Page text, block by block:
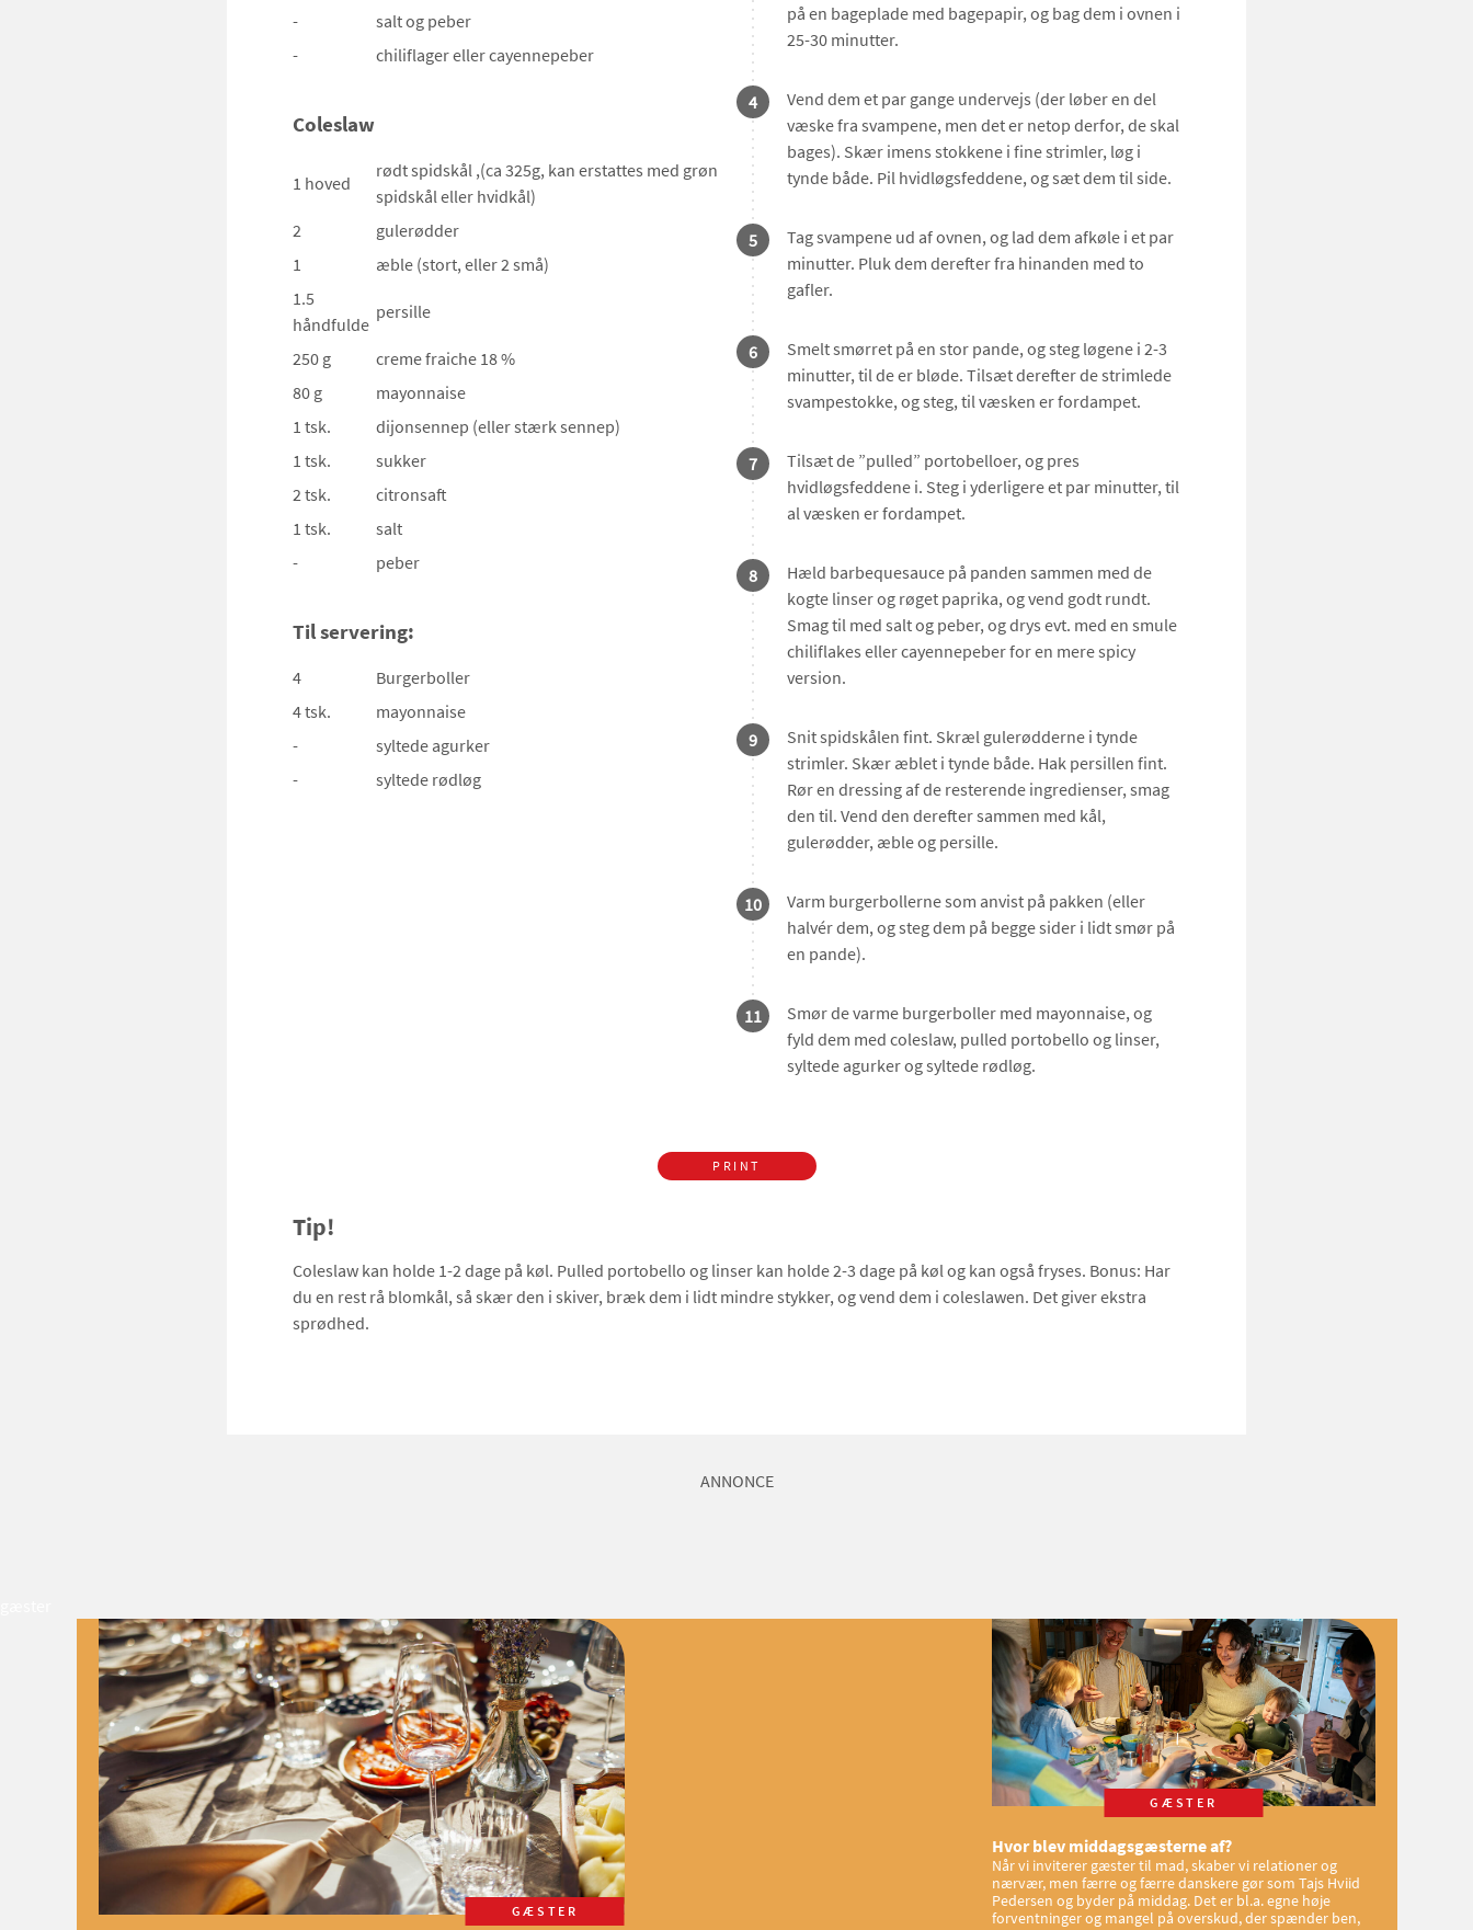
-
salt og peber
-
chiliflager eller cayennepeber
Coleslaw
1 hoved
rødt spidskål ,(ca 325g, kan erstattes med grøn
spidskål eller hvidkål)
2
gulerødder
1
æble (stort, eller 2 små)
1.5
håndfulde
persille
250 g
creme fraiche 18 %
80 g
mayonnaise
1 tsk.
dijonsennep (eller stærk sennep)
1 tsk.
sukker
2 tsk.
citronsaft
1 tsk.
salt
-
peber
Til servering:
4
Burgerboller
4 tsk.
mayonnaise
-
syltede agurker
-
syltede rødløg
på en bageplade med bagepapir, og bag dem i ovnen i
25-30 minutter.
4
Vend dem et par gange undervejs (der løber en del
væske fra svampene, men det er netop derfor, de skal
bages). Skær imens stokkene i fine strimler, løg i
tynde både. Pil hvidløgsfeddene, og sæt dem til side.
5
Tag svampene ud af ovnen, og lad dem afkøle i et par
minutter. Pluk dem derefter fra hinanden med to
gafler.
6
Smelt smørret på en stor pande, og steg løgene i 2-3
minutter, til de er bløde. Tilsæt derefter de strimlede
svampestokke, og steg, til væsken er fordampet.
7
Tilsæt de ”pulled” portobelloer, og pres
hvidløgsfeddene i. Steg i yderligere et par minutter, til
al væsken er fordampet.
8
Hæld barbequesauce på panden sammen med de
kogte linser og røget paprika, og vend godt rundt.
Smag til med salt og peber, og drys evt. med en smule
chiliflakes eller cayennepeber for en mere spicy
version.
9
Snit spidskålen fint. Skræl gulerødderne i tynde
strimler. Skær æblet i tynde både. Hak persillen fint.
Rør en dressing af de resterende ingredienser, smag
den til. Vend den derefter sammen med kål,
gulerødder, æble og persille.
10
Varm burgerbollerne som anvist på pakken (eller
halvér dem, og steg dem på begge sider i lidt smør på
en pande).
11
Smør de varme burgerboller med mayonnaise, og
fyld dem med coleslaw, pulled portobello og linser,
syltede agurker og syltede rødløg.
PRINT
Tip!
Coleslaw kan holde 1-2 dage på køl. Pulled portobello og linser kan holde 2-3 dage på køl og kan også fryses. Bonus: Har
du en rest rå blomkål, så skær den i skiver, bræk dem i lidt mindre stykker, og vend dem i coleslawen. Det giver ekstra
sprødhed.
ANNONCE
GÆSTER
GÆSTER
Hvor blev middagsgæsterne af?
Når vi inviterer gæster til mad, skaber vi relationer og
nærvær, men færre og færre danskere gør som Tajs Hviid
Pedersen og byder på middag. Det er bl.a. egne høje
forventninger og mangel på overskud, der spænder ben,